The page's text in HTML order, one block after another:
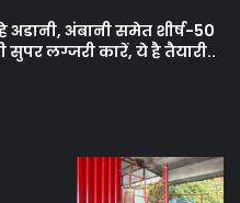
अडानी, अंबानी समेत शीर्ष-50
लग्जरी कारें, ये है तैयारी..